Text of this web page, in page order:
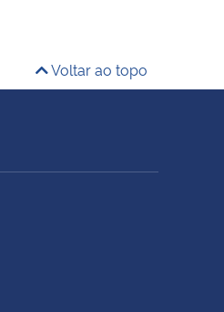
Voltar ao topo